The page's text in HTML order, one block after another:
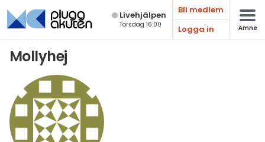
Live­hjälpen
Torsdag 16:00
Bli medlem
Logga in
Ämne
Mollyhej
Matematik